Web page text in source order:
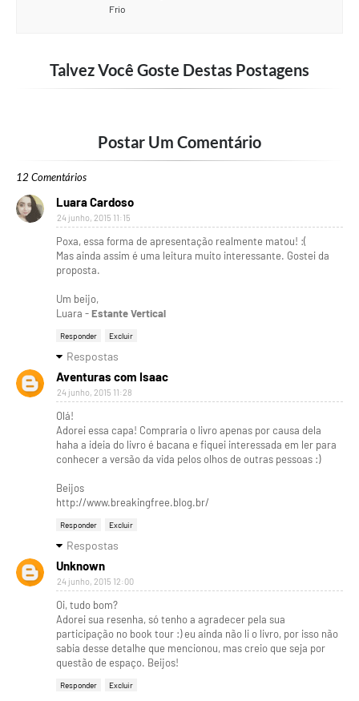
Frio
Talvez Você Goste Destas Postagens
Postar Um Comentário
12 Comentários
Luara Cardoso
24 junho, 2015 11:15
Poxa, essa forma de apresentação realmente matou! :(
Mas ainda assim é uma leitura muito interessante. Gostei da
proposta.
Um beijo,
Luara -Estante Vertical
Responder Excluir
Respostas
Aventuras com Isaac
24 junho, 2015 11:28
Olá!
Adorei essa capa! Compraria o livro apenas por causa dela
haha a ideia do livro é bacana e fiquei interessada em ler para
conhecer a versão da vida pelos olhos de outras pessoas :)
Beijos
http://www.breakingfree.blog.br/
Responder Excluir
Respostas
Unknown
24 junho, 2015 12:00
Oi, tudo bom?
Adorei sua resenha, só tenho a agradecer pela sua
participação no book tour :) eu ainda não li o livro, por isso não
sabia desse detalhe que mencionou, mas creio que seja por
questão de espaço. Beijos!
Responder Excluir